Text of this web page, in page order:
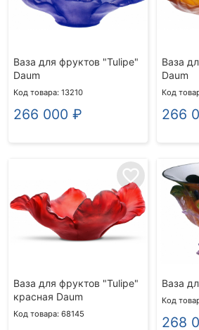
Ваза для фруктов "Tulipe"
Daum
Код товара: 13210
266 000 ₽
Ваза
Daum
Код
266
favorite_border
Ваза для фруктов "Tulipe"
красная Daum
Код товара: 68145
Ваза
Код
268